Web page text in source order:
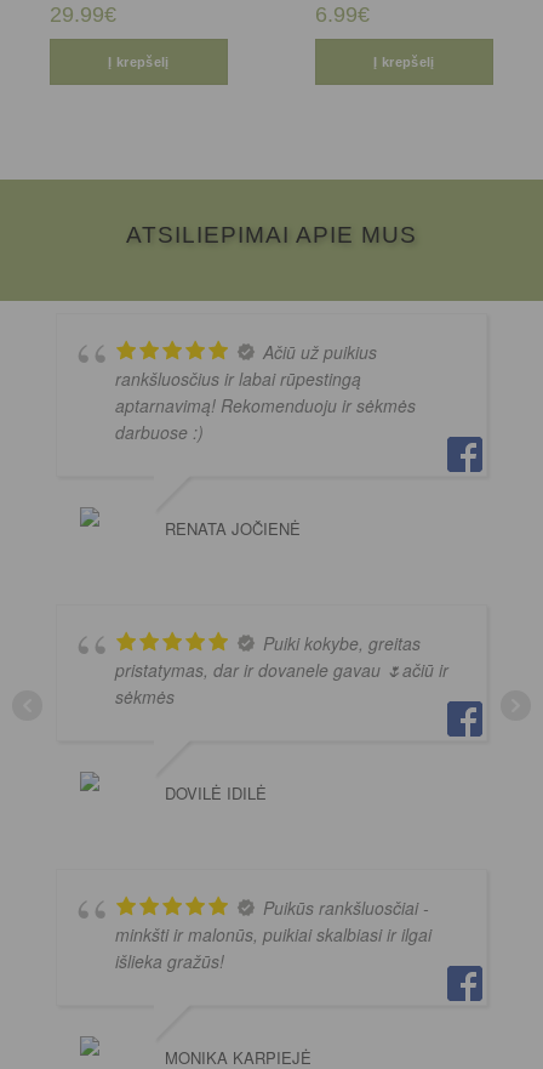
29.99€
Į krepšelį
6.99€
Į krepšelį
ATSILIEPIMAI APIE MUS
Ačiū už puikius
rankšluosčius ir labai rūpestingą
aptarnavimą! Rekomenduoju ir sėkmės
darbuose :)
RENATA JOČIENĖ
Puiki kokybe, greitas
pristatymas, dar ir dovanele gavau 🌷ačiū ir
sėkmės
DOVILĖ IDILĖ
Puikūs rankšluosčiai -
minkšti ir malonūs, puikiai skalbiasi ir ilgai
išlieka gražūs!
MONIKA KARPIEJĖ